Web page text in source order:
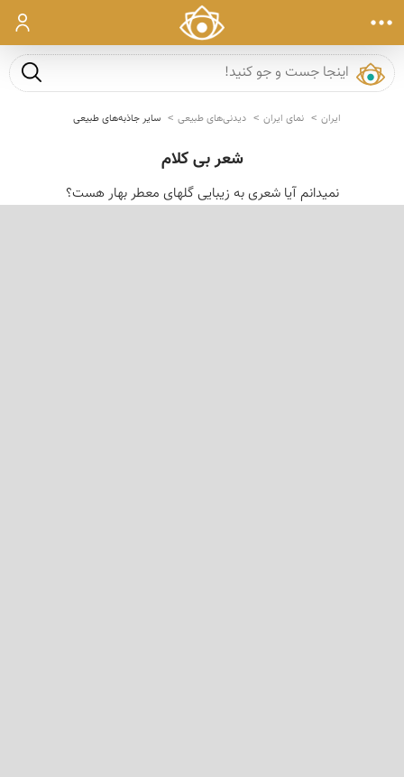
ورود
جست و
ایران نمای ایران دیدنی‌های طبیعی سایر جاذبه‌های طبیعی
شعر بی کلام
نمیدانم آیا شعری به زیبایی گلهای معطر بهار هست؟